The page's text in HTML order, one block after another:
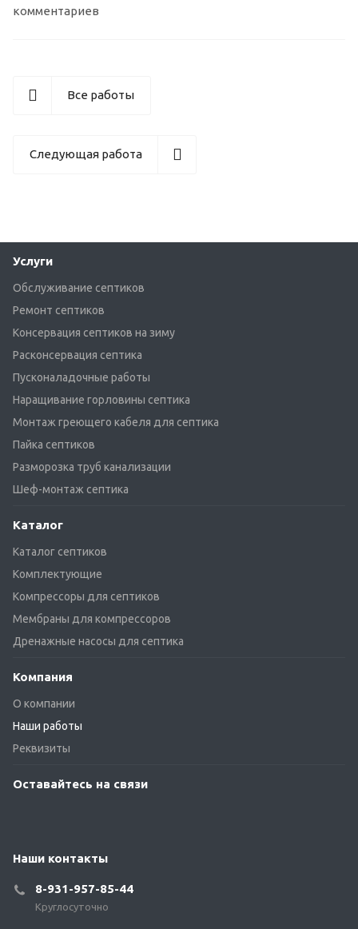
комментариев
Все работы
Следующая работа
Услуги
Обслуживание септиков
Ремонт септиков
Консервация септиков на зиму
Расконсервация септика
Пусконаладочные работы
Наращивание горловины септика
Монтаж греющего кабеля для септика
Пайка септиков
Разморозка труб канализации
Шеф-монтаж септика
Каталог
Каталог септиков
Комплектующие
Компрессоры для септиков
Мембраны для компрессоров
Дренажные насосы для септика
Компания
О компании
Наши работы
Реквизиты
Оставайтесь на связи
Наши контакты
8-931-957-85-44
Круглосуточно